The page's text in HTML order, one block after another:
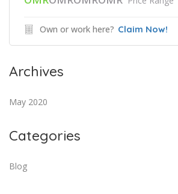
Own or work here? Claim Now!
Archives
May 2020
Categories
Blog